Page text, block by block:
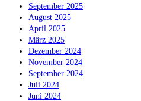
September 2025
August 2025
April 2025
März 2025
Dezember 2024
November 2024
September 2024
Juli 2024
Juni 2024